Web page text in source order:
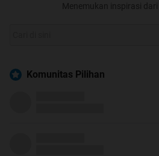
Menemukan inspirasi dari
Komunitas Pilihan